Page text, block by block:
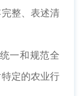
整、表述清
一和规范全
定的农业行